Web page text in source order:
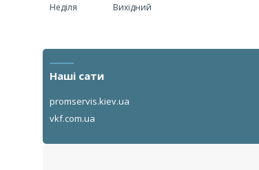
Неділя
Вихідний
Наші сати
promservis.kiev.ua
vkf.com.ua